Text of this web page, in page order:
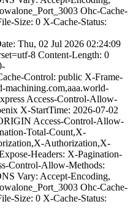
Ohc-Cache-
Size: 0 X-Cache-Status:
Thu, 02 Jul 2026 02:24:09
8 Content-Length: 0
Control: public X-Frame-
Access-Control-Allow-
X-StartTime: 2026-07-02
Access-Control-Allow-
Total-Count,X-
Authorization,X-
Headers: X-Pagination-
Control-Allow-Methods:
Vary: Accept-Encoding,
Ohc-Cache-
Size: 0 X-Cache-Status: